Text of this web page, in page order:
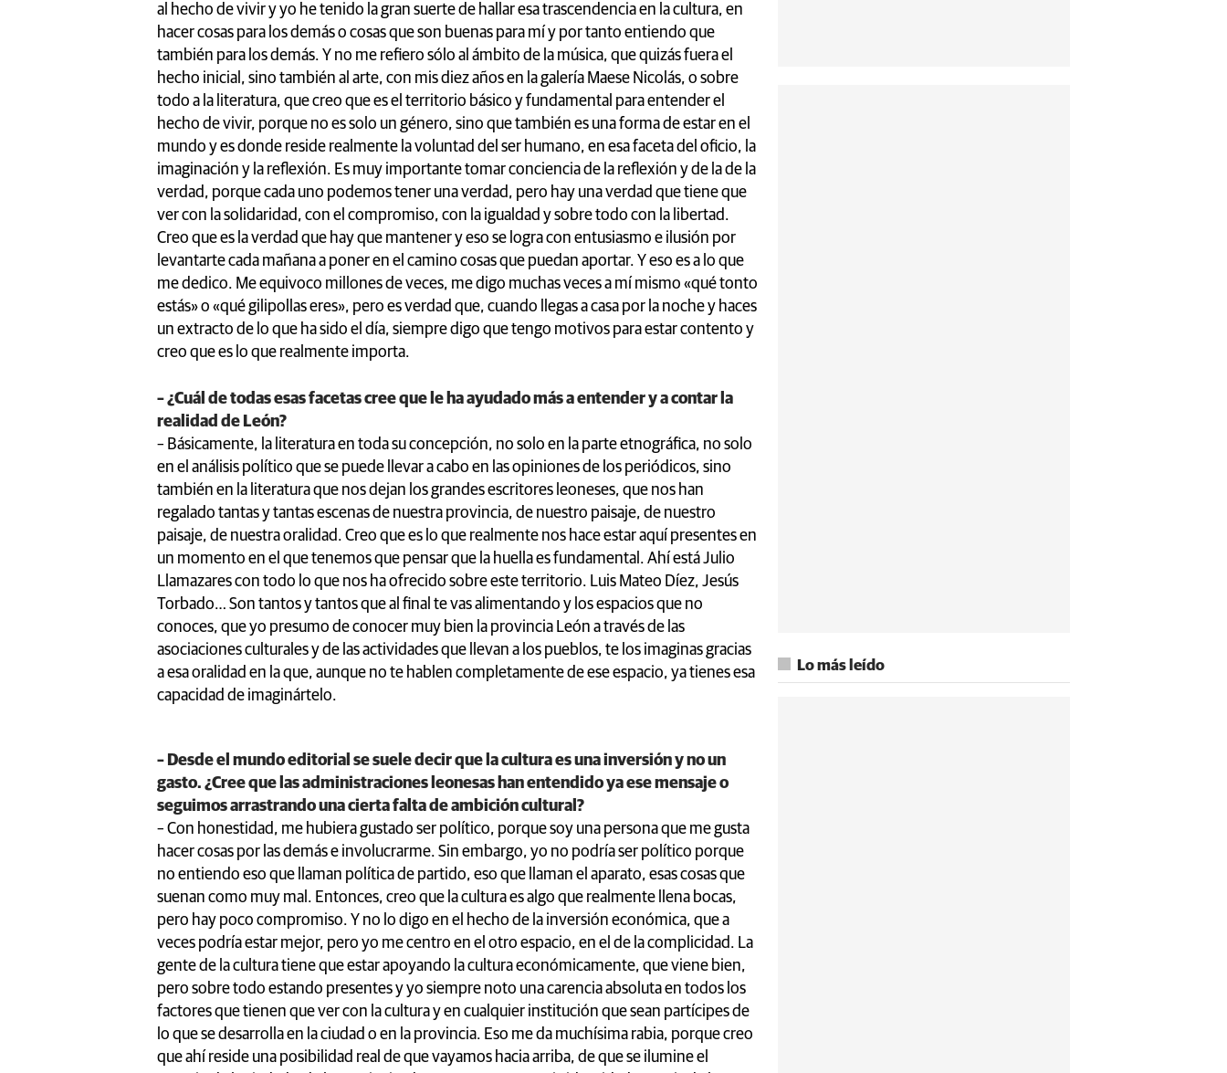
al hecho de vivir y yo he tenido la gran suerte de hallar esa trascendencia en la cultura, en
hacer cosas para los demás o cosas que son buenas para mí y por tanto entiendo que
también para los demás. Y no me refiero sólo al ámbito de la música, que quizás fuera el
hecho inicial, sino también al arte, con mis diez años en la galería Maese Nicolás, o sobre
todo a la literatura, que creo que es el territorio básico y fundamental para entender el
hecho de vivir, porque no es solo un género, sino que también es una forma de estar en el
mundo y es donde reside realmente la voluntad del ser humano, en esa faceta del oficio, la
imaginación y la reflexión. Es muy importante tomar conciencia de la reflexión y de la de la
verdad, porque cada uno podemos tener una verdad, pero hay una verdad que tiene que
ver con la solidaridad, con el compromiso, con la igualdad y sobre todo con la libertad.
Creo que es la verdad que hay que mantener y eso se logra con entusiasmo e ilusión por
levantarte cada mañana a poner en el camino cosas que puedan aportar. Y eso es a lo que
me dedico. Me equivoco millones de veces, me digo muchas veces a mí mismo «qué tonto
estás» o «qué gilipollas eres», pero es verdad que, cuando llegas a casa por la noche y haces
un extracto de lo que ha sido el día, siempre digo que tengo motivos para estar contento y
creo que es lo que realmente importa.
– ¿Cuál de todas esas facetas cree que le ha ayudado más a entender y a contar la
realidad de León?
– Básicamente, la literatura en toda su concepción, no solo en la parte etnográfica, no solo
en el análisis político que se puede llevar a cabo en las opiniones de los periódicos, sino
también en la literatura que nos dejan los grandes escritores leoneses, que nos han
regalado tantas y tantas escenas de nuestra provincia, de nuestro paisaje, de nuestro
paisaje, de nuestra oralidad. Creo que es lo que realmente nos hace estar aquí presentes en
un momento en el que tenemos que pensar que la huella es fundamental. Ahí está Julio
Llamazares con todo lo que nos ha ofrecido sobre este territorio. Luis Mateo Díez, Jesús
Torbado… Son tantos y tantos que al final te vas alimentando y los espacios que no
conoces, que yo presumo de conocer muy bien la provincia León a través de las
asociaciones culturales y de las actividades que llevan a los pueblos, te los imaginas gracias
a esa oralidad en la que, aunque no te hablen completamente de ese espacio, ya tienes esa
capacidad de imaginártelo.
– Desde el mundo editorial se suele decir que la cultura es una inversión y no un
gasto. ¿Cree que las administraciones leonesas han entendido ya ese mensaje o
seguimos arrastrando una cierta falta de ambición cultural?
– Con honestidad, me hubiera gustado ser político, porque soy una persona que me gusta
hacer cosas por las demás e involucrarme. Sin embargo, yo no podría ser político porque
no entiendo eso que llaman política de partido, eso que llaman el aparato, esas cosas que
suenan como muy mal. Entonces, creo que la cultura es algo que realmente llena bocas,
pero hay poco compromiso. Y no lo digo en el hecho de la inversión económica, que a
veces podría estar mejor, pero yo me centro en el otro espacio, en el de la complicidad. La
gente de la cultura tiene que estar apoyando la cultura económicamente, que viene bien,
pero sobre todo estando presentes y yo siempre noto una carencia absoluta en todos los
factores que tienen que ver con la cultura y en cualquier institución que sean partícipes de
lo que se desarrolla en la ciudad o en la provincia. Eso me da muchísima rabia, porque creo
que ahí reside una posibilidad real de que vayamos hacia arriba, de que se ilumine el
Lo más leído